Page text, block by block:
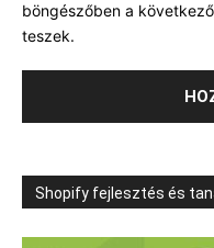
böngészőben a
teszek.
Shopify fejlesztés és